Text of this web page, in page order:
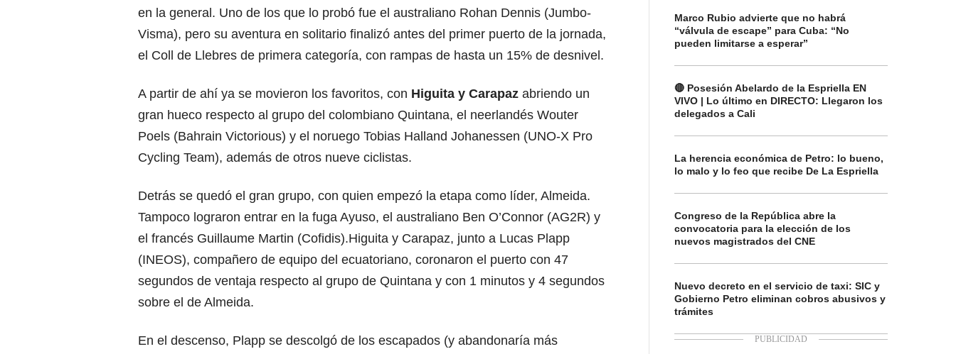
en la general. Uno de los que lo probó fue el australiano Rohan Dennis (Jumbo-
Visma), pero su aventura en solitario finalizó antes del primer puerto de la jornada,
el Coll de Llebres de primera categoría, con rampas de hasta un 15% de desnivel.
A partir de ahí ya se movieron los favoritos, con Higuita y Carapaz abriendo un
gran hueco respecto al grupo del colombiano Quintana, el neerlandés Wouter
Poels (Bahrain Victorious) y el noruego Tobias Halland Johanessen (UNO-X Pro
Cycling Team), además de otros nueve ciclistas.
Detrás se quedó el gran grupo, con quien empezó la etapa como líder, Almeida.
Tampoco lograron entrar en la fuga Ayuso, el australiano Ben O’Connor (AG2R) y
el francés Guillaume Martin (Cofidis).Higuita y Carapaz, junto a Lucas Plapp
(INEOS), compañero de equipo del ecuatoriano, coronaron el puerto con 47
segundos de ventaja respecto al grupo de Quintana y con 1 minutos y 4 segundos
sobre el de Almeida.
En el descenso, Plapp se descolgó de los escapados (y abandonaría más
Marco Rubio advierte que no habrá
“válvula de escape” para Cuba: “No
pueden limitarse a esperar”
🔴 Posesión Abelardo de la Espriella EN
VIVO | Lo último en DIRECTO: Llegaron los
delegados a Cali
La herencia económica de Petro: lo bueno,
lo malo y lo feo que recibe De La Espriella
Congreso de la República abre la
convocatoria para la elección de los
nuevos magistrados del CNE
Nuevo decreto en el servicio de taxi: SIC y
Gobierno Petro eliminan cobros abusivos y
trámites